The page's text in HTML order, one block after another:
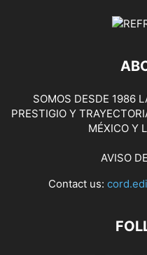
SOMOS DESDE 1986
PRESTIGIO Y
MÉXICO Y
AVISO
Contact us: